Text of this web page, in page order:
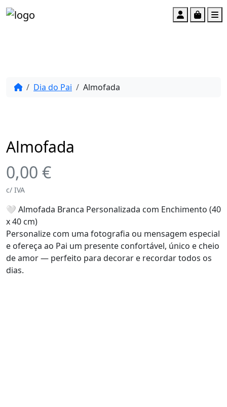
Account
Cart
Dia do Pai Almofada
Almofada
0,00 €
c/ IVA
🤍 Almofada Branca Personalizada com Enchimento (40
x 40 cm)
Personalize com uma fotografia ou mensagem especial
e ofereça ao Pai um presente confortável, único e cheio
de amor — perfeito para decorar e recordar todos os
dias.